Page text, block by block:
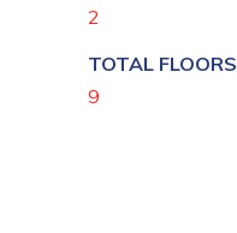
2
TOTAL FLOORS
9